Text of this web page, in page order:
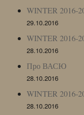
WINTER 2016-
29.10.2016
WINTER 2016-
28.10.2016
Про ВАСЮ
28.10.2016
WINTER 2016-
28.10.2016